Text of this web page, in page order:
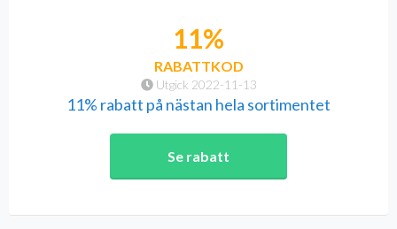
Utgick 2022-11-13
11%
RABATTKOD
11% rabatt på nästan hela sortimentet
Se rabatt